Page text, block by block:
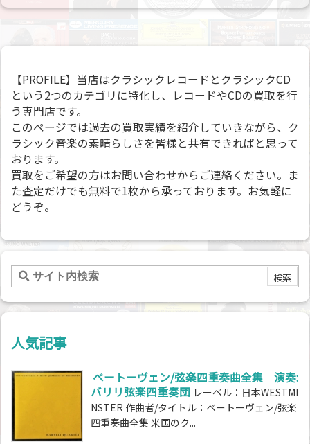
【PROFILE】当店はクラシックレコードとクラシックCD
という2つのカテゴリに特化し、レコードやCDの買取を行
う専門店です。
このページでは過去の買取実績を紹介していきながら、ク
ラシック音楽の素晴らしさを皆様と共有できればと思って
おります。
買取をご希望の方はお問い合わせからご連絡ください。ま
た査定だけでも無料で1枚から承っております。お気軽に
どうぞ。
人気記事
ベートーヴェン/弦楽四重奏曲全集 演奏:
バリリ弦楽四重奏団 レーベル：日本WESTMI
NSTER 作曲者/タイトル：ベートーヴェン/弦楽
四重奏曲全集 米国のク...